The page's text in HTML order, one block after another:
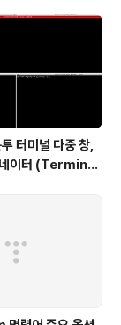
터미널 다중 창,
이터 (Terminat